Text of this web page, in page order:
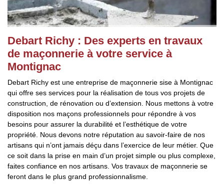
Debart Richy : Des experts en travaux
de maçonnerie à votre service à
Montignac
Debart Richy est une entreprise de maçonnerie sise à Montignac
qui offre ses services pour la réalisation de tous vos projets de
construction, de rénovation ou d’extension. Nous mettons à votre
disposition nos maçons professionnels pour répondre à vos
besoins pour assurer la durabilité et l’esthétique de votre
propriété. Nous devons notre réputation au savoir-faire de nos
artisans qui n’ont jamais déçu dans l’exercice de leur métier. Que
ce soit dans la prise en main d’un projet simple ou plus complexe,
faites confiance en nos artisans. Vos travaux de maçonnerie se
feront dans le plus grand professionnalisme.